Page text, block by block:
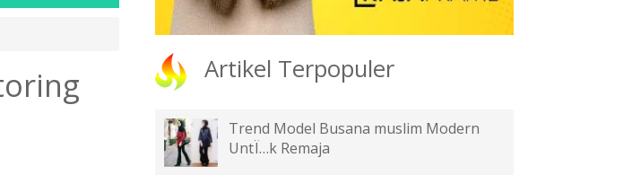
Artikel Terpopuler
Trend Model Busana muslim Modern
UntÏ…k Remaja